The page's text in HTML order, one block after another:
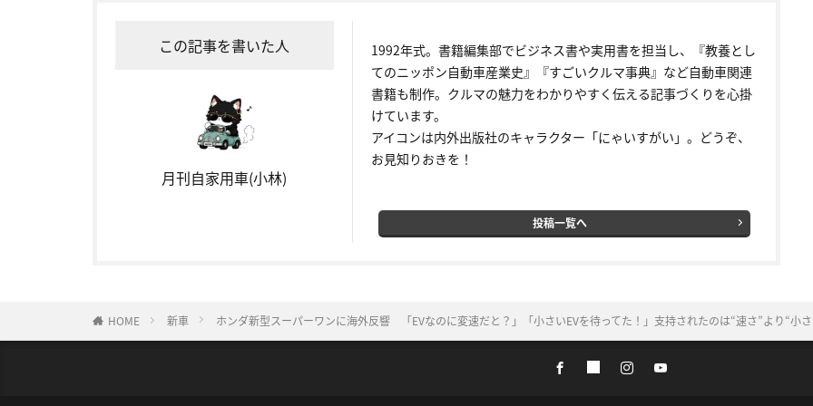
この記事を書いた人
月刊自家用車(小林)
1992年式。書籍編集部でビジネス書や実用書を担当し、『教養とし
てのニッポン自動車産業史』『すごいクルマ事典』など自動車関連
書籍も制作。クルマの魅力をわかりやすく伝える記事づくりを心掛
けています。
アイコンは内外出版社のキャラクター「にゃいすがい」。どうぞ、
お見知りおきを！
投稿一覧へ
HOME 新車 ホンダ新型スーパーワンに海外反響 「EVなのに変速だと？」「小さいEVを待ってた！」支持されたのは“速さ”より“小